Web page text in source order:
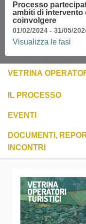
Processo
ambiti di intervento
coinvolgere
01/02/2024 - 31/05/
Visualizza le fasi
VETRINA
IL PROCESSO
EVENTI
DOCUMENTI,
INCONTRI